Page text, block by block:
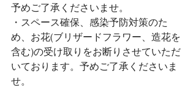
予めご了承くださいませ。
・スペース確保、感染予防対策のた
め、お花(ブリザードフラワー、造花を
含む)の受け取りをお断りさせていただ
いております。予めご了承くださいま
せ。